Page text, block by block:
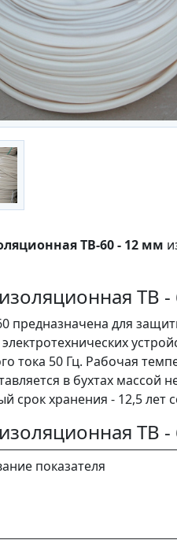
ТВ-60 - 12 мм
ТВ
предназначена для
тока 50 Гц. Рабочая
в бухтах массой
срок хранения - 12,5 лет
ТВ
показателя